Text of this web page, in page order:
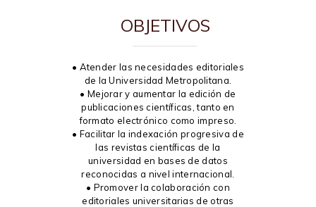
OBJETIVOS
• Atender las necesidades editoriales
de la Universidad Metropolitana.
• Mejorar y aumentar la edición de
publicaciones científicas, tanto en
formato electrónico como impreso.
• Facilitar la indexación progresiva de
las revistas científicas de la
universidad en bases de datos
reconocidas a nivel internacional.
• Promover la colaboración con
editoriales universitarias de otras